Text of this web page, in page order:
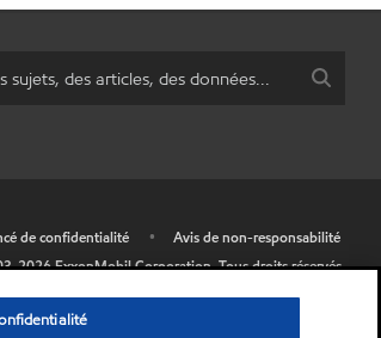
de confidentialité •
Avis de non-responsabilité
2026ExxonMobil Corporation.Tous droits réservés.